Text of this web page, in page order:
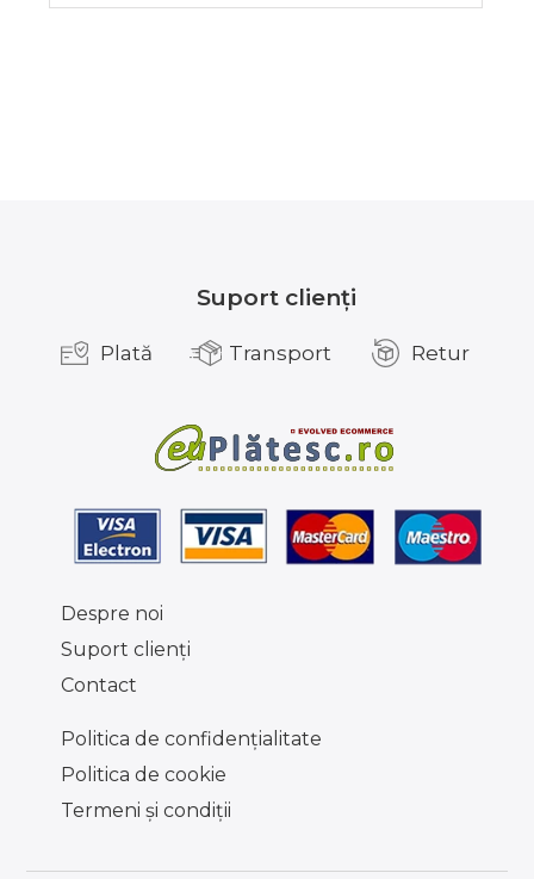
Suport clienți
Plată Transport Retur
Despre noi
Suport clienţi
Contact
Politica de confidențialitate
Politica de cookie
Termeni şi condiţii